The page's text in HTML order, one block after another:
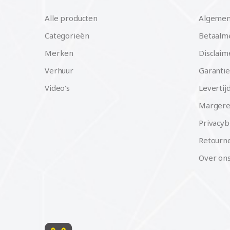
Alle producten
Categorieën
Merken
Verhuur
Video's
Over ons